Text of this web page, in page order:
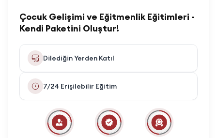
Çocuk Gelişimi ve Eğitmenlik Eğitimleri -
Kendi Paketini Oluştur!
Dilediğin Yerden Katıl
7/24 Erişilebilir Eğitim